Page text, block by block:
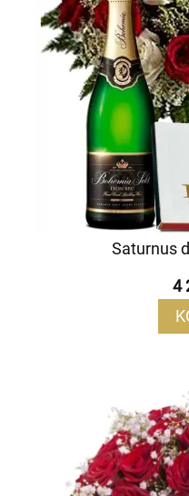
Saturnus
4